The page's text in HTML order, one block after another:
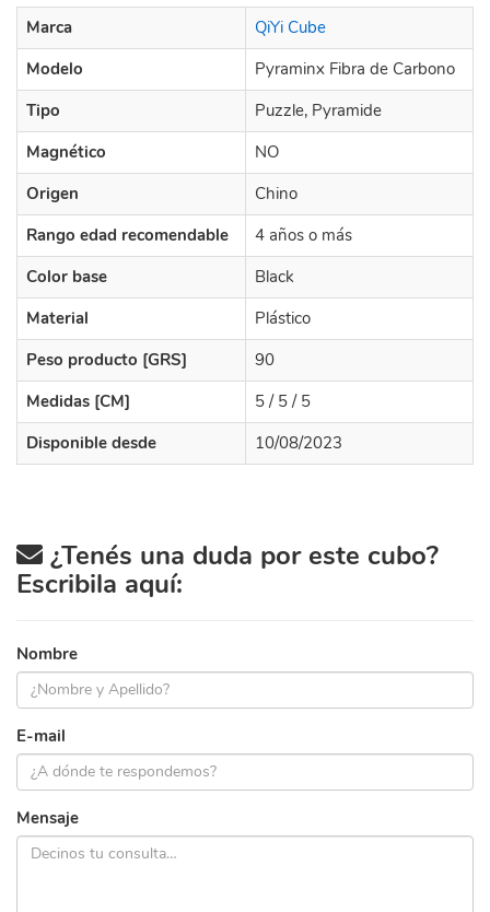
Marca
QiYi Cube
Modelo
Pyraminx Fibra de Carbono
Tipo
Puzzle, Pyramide
Magnético
NO
Origen
Chino
Rango edad recomendable
4 años o más
Color base
Black
Material
Plástico
Peso producto [GRS]
90
Medidas [CM]
5 / 5 / 5
Disponible desde
10/08/2023
¿Tenés una duda por este cubo?
Escribila aquí:
Nombre
E-mail
Mensaje